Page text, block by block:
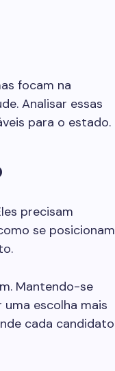
focam na
Analisar essas
para o estado.
precisam
se posicionam
Mantendo-se
escolha mais
cada candidato